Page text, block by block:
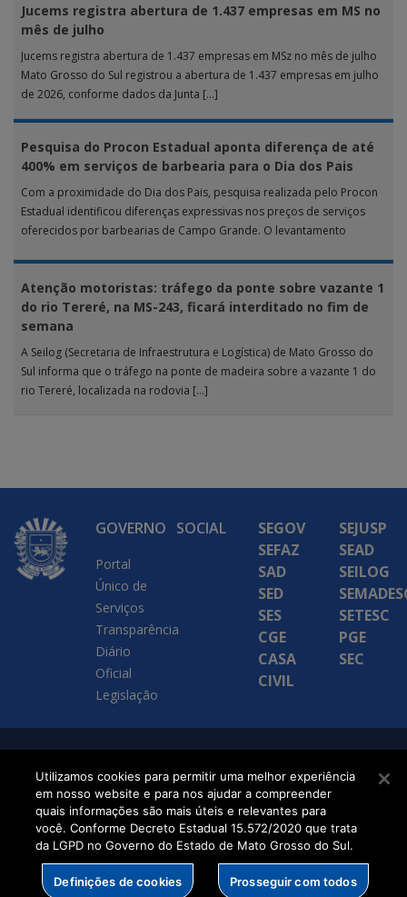
Jucems registra abertura de 1.437 empresas em MS no
mês de julho
Jucems registra abertura de 1.437 empresas em MSz no mês de julho
Mato Grosso do Sul registrou a abertura de 1.437 empresas em julho
de 2026, conforme dados da Junta […]
Pesquisa do Procon Estadual aponta diferença de até
400% em serviços de barbearia para o Dia dos Pais
Com a proximidade do Dia dos Pais, pesquisa realizada pelo Procon
Estadual identificou diferenças expressivas nos preços de serviços
oferecidos por barbearias de Campo Grande. O levantamento
Atenção motoristas: tráfego da ponte sobre vazante 1
do rio Tereré, na MS-243, ficará interditado no fim de
semana
A Seilog (Secretaria de Infraestrutura e Logística) de Mato Grosso do
Sul informa que o tráfego na ponte de madeira sobre a vazante 1 do
rio Tereré, localizada na rodovia […]
GOVERNO
Portal
Único de
Serviços
Transparência
Diário
Oficial
Legislação
SOCIAL
SEGOV
SEFAZ
SAD
SED
SES
CGE
CASA
CIVIL
SEJUSP
SEAD
SEILOG
SETESC
PGE
SEC
Executiva de
Transformação Digital
Utilizamos cookies para permitir uma melhor experiência
em nosso website e para nos ajudar a compreender
quais informações são mais úteis e relevantes para
você. Conforme Decreto Estadual 15.572/2020 que trata
da LGPD no Governo do Estado de Mato Grosso do Sul.
Definições de cookies Prosseguir com todos